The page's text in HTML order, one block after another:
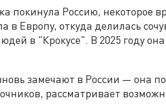
покинула Россию, некоторое
в Европу, откуда делилась
в "Крокусе". В 2025 году
замечают в России — она
рассматривает